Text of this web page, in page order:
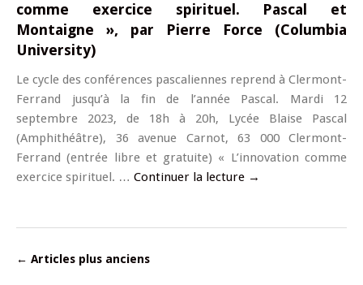
comme exercice spirituel. Pascal et
Montaigne », par Pierre Force (Columbia
University)
Le cycle des conférences pascaliennes reprend à Clermont-
Ferrand jusqu’à la fin de l’année Pascal. Mardi 12
septembre 2023, de 18h à 20h, Lycée Blaise Pascal
(Amphithéâtre), 36 avenue Carnot, 63 000 Clermont-
Ferrand (entrée libre et gratuite) « L’innovation comme
exercice spirituel. … Continuer la lecture →
← Articles plus anciens